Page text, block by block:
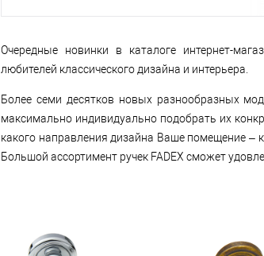
Очередные новинки в каталоге интернет-
любителей классического дизайна и интерьера.
Более семи десятков новых разнообразных
максимально индивидуально подобрать их
какого направления дизайна Ваше помещение –
Большой ассортимент ручек FADEX сможет